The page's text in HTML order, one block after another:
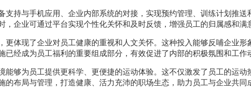
持与手机应用、企业内部系统的对接，实现预约管理、训练计划推送
企业可通过平台实现个性化关怀和及时反馈，增强员工的归属感和满
体现了企业对员工健康的重视和人文关怀。这种投入能够反哺企业形
经成为员工福利的重要组成部分，有效促进了内部的积极氛围和工作
够为员工提供更科学、更便捷的运动体验。这不仅激发了员工的运动
布局与管理，打造健康、活力充沛的职场生态，助力员工与企业共同